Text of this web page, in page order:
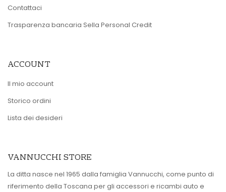
Contattaci
Trasparenza bancaria Sella Personal Credit
ACCOUNT
Il mio account
Storico ordini
Lista dei desideri
VANNUCCHI STORE
La ditta nasce nel 1965 dalla famiglia Vannucchi, come punto di
riferimento della Toscana per gli accessori e ricambi auto e